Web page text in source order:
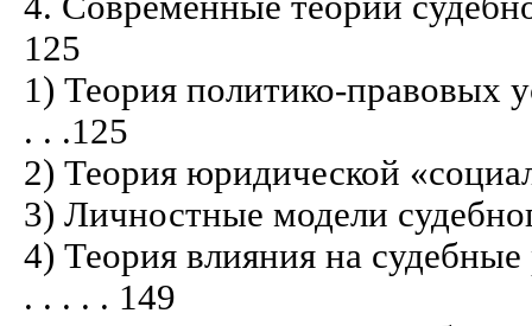
125
1) Теория политико-правовых
. . .125
2) Теория юридической
3) Личностные модели
4) Теория влияния на
. . . . . 149